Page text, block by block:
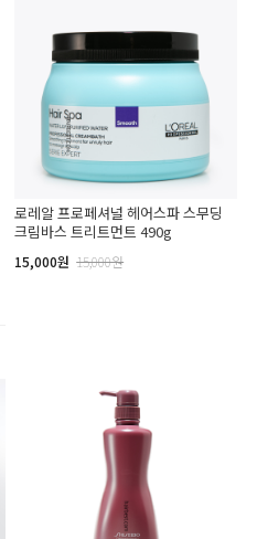
로레알 프로페셔널 헤어스파 스무딩
크림바스 트리트먼트 490g
15,000원 15,000원